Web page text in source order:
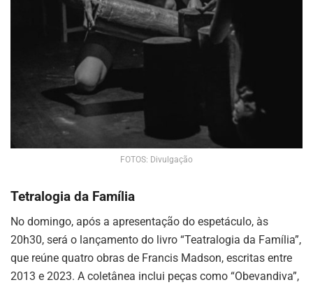
FOTOS: Divulgação
Tetralogia da Família
No domingo, após a apresentação do espetáculo, às
20h30, será o lançamento do livro “Teatralogia da Família”,
que reúne quatro obras de Francis Madson, escritas entre
2013 e 2023. A coletânea inclui peças como “Obevandiva”,